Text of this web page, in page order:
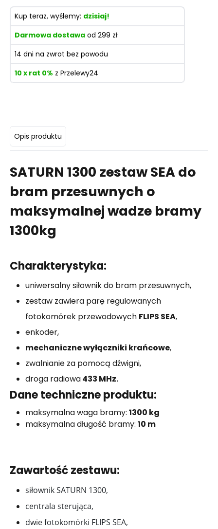
Opis produktu
SATURN 1300 zestaw SEA do
bram przesuwnych o
maksymalnej wadze bramy
1300kg
Charakterystyka:
uniwersalny siłownik do bram przesuwnych,
zestaw zawiera parę regulowanych
fotokomórek przewodowych FLIPS SEA,
enkoder,
mechaniczne wyłączniki krańcowe,
zwalnianie za pomocą dźwigni,
droga radiowa433 MHz.
Dane techniczne produktu:
maksymalna waga bramy: 1300 kg
maksymalna długość bramy: 10 m
Zawartość zestawu:
siłownik SATURN 1300,
centrala sterująca,
dwie fotokomórki FLIPS SEA,
Kup teraz, wyślemy: dzisiaj!
Darmowa dostawa od 299 zł
14 dni na zwrot bez powodu
10 x rat 0% z Przelewy24